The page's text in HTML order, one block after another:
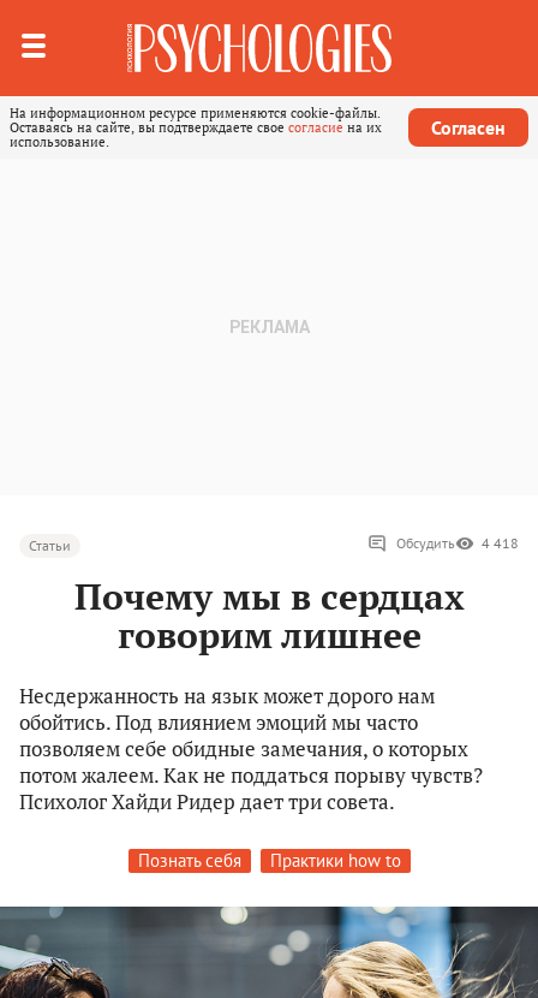
На информационном ресурсе применяются cookie-файлы.
Оставаясь на сайте, вы подтверждаете свое согласие на их
использование.
Согласен
Статьи Обсудить 4 418
Почему мы в сердцах
говорим лишнее
Несдержанность на язык может дорого нам
обойтись. Под влиянием эмоций мы часто
позволяем себе обидные замечания, о которых
потом жалеем. Как не поддаться порыву чувств?
Психолог Хайди Ридер дает три совета.
Познать себя Практики how to